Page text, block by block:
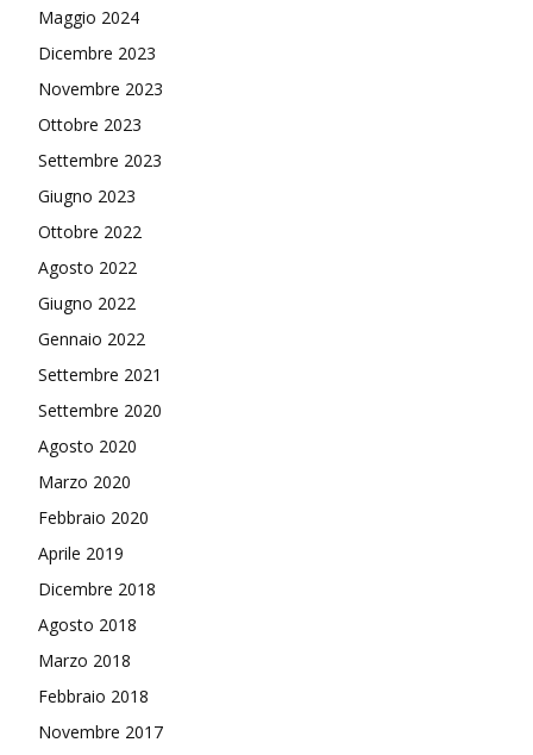
Maggio 2024
Dicembre 2023
Novembre 2023
Ottobre 2023
Settembre 2023
Giugno 2023
Ottobre 2022
Agosto 2022
Giugno 2022
Gennaio 2022
Settembre 2021
Settembre 2020
Agosto 2020
Marzo 2020
Febbraio 2020
Aprile 2019
Dicembre 2018
Agosto 2018
Marzo 2018
Febbraio 2018
Novembre 2017